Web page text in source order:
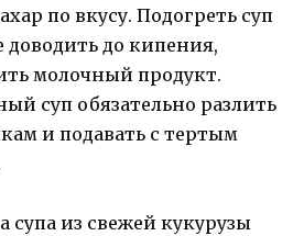
по вкусу. Подогреть суп
доводить до кипения,
молочный продукт.
суп обязательно разлить
и подавать с тертым
супа из свежей кукурузы